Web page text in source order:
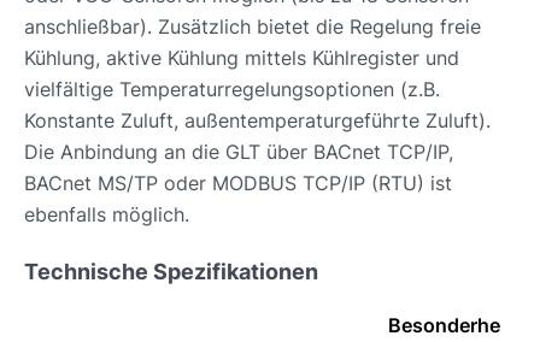
anschließbar). Zusätzlich bietet die Regelung freie
Kühlung, aktive Kühlung mittels Kühlregister und
vielfältige Temperaturregelungsoptionen (z.B.
Konstante Zuluft, außentemperaturgeführte Zuluft).
Die Anbindung an die GLT über BACnet TCP/IP,
BACnet MS/TP oder MODBUS TCP/IP (RTU) ist
ebenfalls möglich.
Technische Spezifikationen
Besonderhe